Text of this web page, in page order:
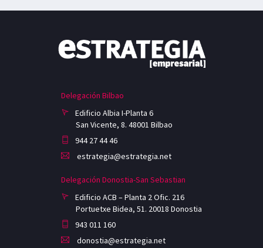
Delegación Bilbao
Edificio Albia I-Planta 6
San Vicente, 8. 48001 Bilbao
944 27 44 46
estrategia@estrategia.net
Delegación Donostia-San Sebastian
Edificio ACB – Planta 2 Ofic. 216
Portuetxe Bidea, 51. 20018 Donostia
943 011 160
donostia@estrategia.net